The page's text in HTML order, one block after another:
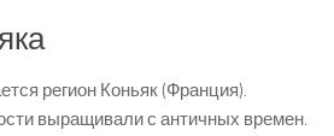
регион Коньяк (Франция).
выращивали с античных времен.